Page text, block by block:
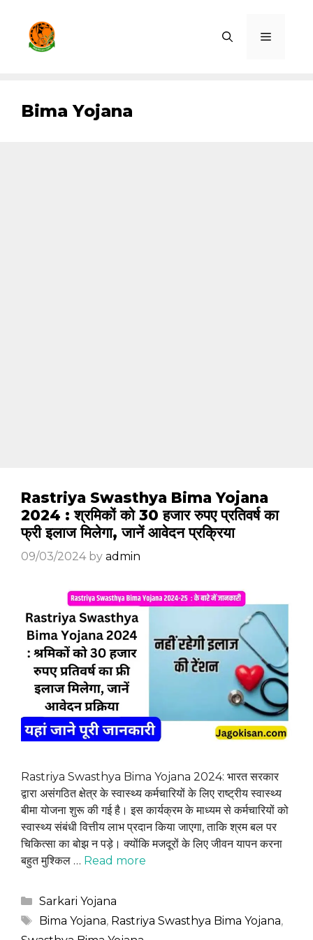
content
Menu
Bima Yojana
Rastriya Swasthya Bima Yojana
2024 : श्रमिकों को 30 हजार रुपए प्रतिवर्ष का
फ्री इलाज मिलेगा, जानें आवेदन प्रक्रिया
09/03/2024 by admin
Rastriya Swasthya Bima Yojana 2024: भारत सरकार
द्वारा असंगठित क्षेत्र के स्वास्थ्य कर्मचारियों के लिए राष्ट्रीय स्वास्थ्य
बीमा योजना शुरू की गई है। इस कार्यक्रम के माध्यम से कर्मचारियों को
स्वास्थ्य संबंधी वित्तीय लाभ प्रदान किया जाएगा, ताकि श्रम बल पर
चिकित्सा का बोझ न पड़े। क्योंकि मजदूरों के लिए जीवन यापन करना
बहुत मुश्किल … Read more
Categories
Sarkari Yojana
Tags
Bima Yojana, Rastriya Swasthya Bima Yojana,